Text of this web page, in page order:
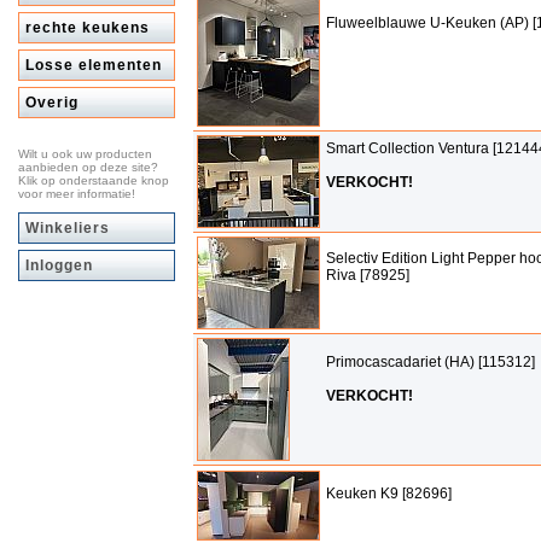
rechte keukens
Losse elementen
Overig
Wilt u ook uw producten
aanbieden op deze site?
Klik op onderstaande knop
voor meer informatie!
Winkeliers
Inloggen
Fluweelblauwe U-Keuken (AP)
Smart Collection Ventura
VERKOCHT!
Selectiv Edition Light Pepper
Riva [78925]
Primocascadariet (HA) [115312]
VERKOCHT!
Keuken K9 [82696]